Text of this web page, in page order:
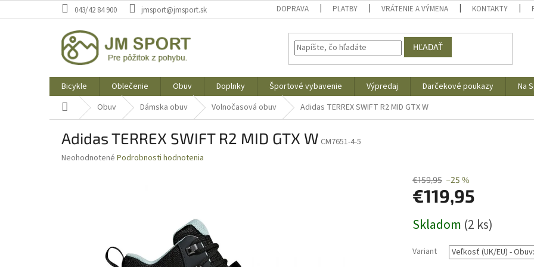
na
043/42 84 900 jmsport@jmsport.sk DOPRAVA PLATBY VRÁTENIE A VÝMENA KONTAKTY
HĽADAŤ
Bicykle Oblečenie Obuv Doplnky Športové vybavenie Výpredaj Darčekové poukazy Na
Domov Obuv Dámska obuv Volnočasová obuv Adidas TERREX SWIFT R2 MID GTX W
Adidas TERREX SWIFT R2 MID GTX W CM7651-4-5
Priemerné
Neohodnotené Podrobnosti hodnotenia
€159,95 –25 %
€119,95
cena:
Skladom (2 ks)
Variant